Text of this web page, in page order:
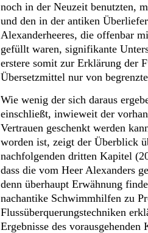
noch in der Neuzeit benutzten,
und den in der antiken
Alexanderheeres, die offenbar
gefüllt waren, signifikante
erstere somit zur Erklärung der
Übersetzmittel nur von
Wie wenig der sich daraus
einschließt, inwieweit der
Vertrauen geschenkt werden
worden ist, zeigt der Überblick
nachfolgenden dritten Kapitel
dass die vom Heer Alexanders
denn überhaupt Erwähnung
nachantike Schwimmhilfen zu
Flussüberquerungstechniken
Ergebnisse des